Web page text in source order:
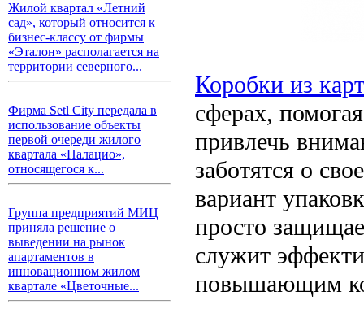
Жилой квартал «Летний
сад», который относится к
бизнес-классу от фирмы
«Эталон» располагается на
территории северного...
Фирма Setl City передала в
использование объекты
первой очереди жилого
квартала «Палацио»,
относящегося к...
Группа предприятий МИЦ
приняла решение о
выведении на рынок
апартаментов в
инновационном жилом
квартале «Цветочные...
Коробки из
сферах,
привлечь
заботятся о
вариант
просто
служит
повышающим